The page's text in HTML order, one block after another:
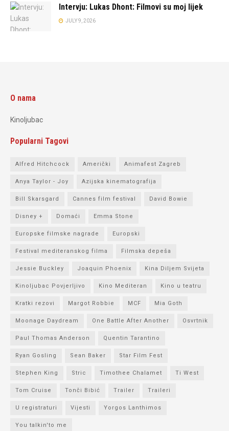
Intervju: Lukas Dhont: Filmovi su moj lijek
JULY 9, 2026
O nama
Kinoljubac
Popularni Tagovi
Alfred Hitchcock Američki Animafest Zagreb
Anya Taylor - Joy Azijska kinematografija
Bill Skarsgard Cannes film festival David Bowie
Disney + Domaći Emma Stone
Europske filmske nagrade Europski
Festival mediteranskog filma Filmska depeša
Jessie Buckley Joaquin Phoenix Kina Diljem Svijeta
Kinoljubac Povjerljivo Kino Mediteran Kino u teatru
Kratki rezovi Margot Robbie MCF Mia Goth
Moonage Daydream One Battle After Another Osvrtnik
Paul Thomas Anderson Quentin Tarantino
Ryan Gosling Sean Baker Star Film Fest
Stephen King Stric Timothee Chalamet Ti West
Tom Cruise Tonči Bibić Trailer Traileri
U registraturi Vijesti Yorgos Lanthimos
You talkin'to me